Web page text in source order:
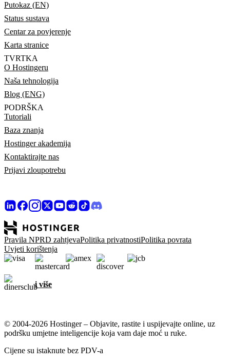
Putokaz (EN)
Status sustava
Centar za povjerenje
Karta stranice
TVRTKA
O Hostingeru
Naša tehnologija
Blog (ENG)
PODRŠKA
Tutoriali
Baza znanja
Hostinger akademija
Kontaktirajte nas
Prijavi zloupotrebu
Pravila NPRD zahtjevaPolitika privatnostiPolitika povrata
Uvjeti korištenja
i više
© 2004-2026 Hostinger – Objavite, rastite i uspijevajte online, uz
podršku umjetne inteligencije koja vam daje moć u ruke.
Cijene su istaknute bez PDV-a